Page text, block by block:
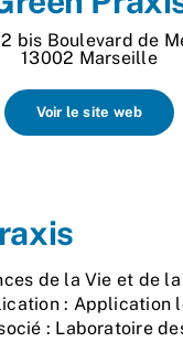
2 bis Boulevard de
13002 Marseille
Voir le site web
de la Vie et de
: Application
: Laboratoire